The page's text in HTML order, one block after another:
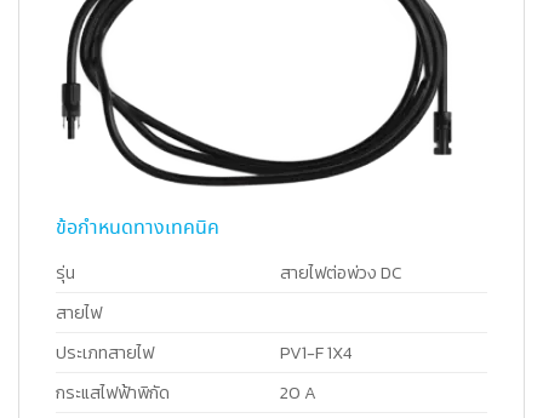
ข้อกำหนดทางเทคนิค
รุ่น
สายไฟต่อพ่วง DC
สายไฟ
ประเภทสายไฟ
PV1-F 1X4
กระแสไฟฟ้าพิกัด
20 A